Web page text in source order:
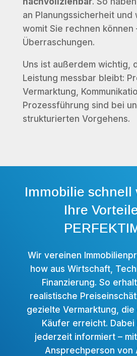
an Planungssicherheit und
womit Sie rechnen können
Überraschungen.
Uns ist außerdem wichtig,
Leistung messbar bleibt:
Vermarktung,
Prozessführung sind bei
strukturierten Vorgehens.
Immobilie schnell
Ihre
Wir vereinen
how aus Wirtschaft,
Finanzierung. So
realistische
gezielte Vermarktung,
Käufer erreicht. Dabei
jederzeit informiert –
Ansprechperson von